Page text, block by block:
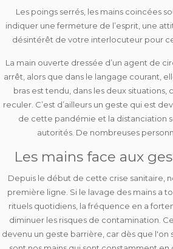
Les poings serrés, les mains coincées
indiquer une fermeture de l’esprit, une
désintérêt de votre interlocuteur pour
La main ouverte dressée d’un agent de
arrêt, alors que dans le langage courant,
bras est tendu, dans les deux situations,
reculer. C’est d’ailleurs un geste qui est
de cette pandémie et la distanciation
autorités. De nombreuses
Les mains face aux
Depuis le début de cette crise sanitaire,
première ligne. Si le lavage des mains a
rituels quotidiens, la fréquence en a
diminuer les risques de contamination.
devenu un geste barrière, car dès que l'on